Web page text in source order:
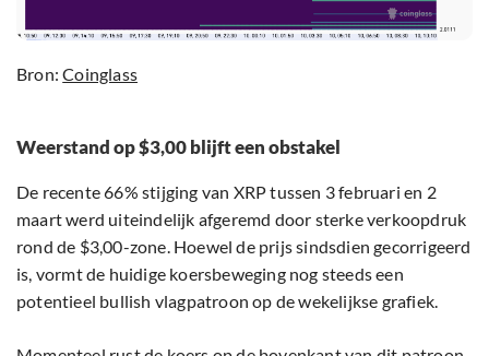
Bron:Coinglass
Weerstand op $3,00 blijft een obstakel
De recente 66% stijging van XRP tussen 3 februari en 2
maart werd uiteindelijk afgeremd door sterke verkoopdruk
rond de $3,00-zone. Hoewel de prijs sindsdien gecorrigeerd
is, vormt de huidige koersbeweging nog steeds een
potentieel bullish vlagpatroon op de wekelijkse grafiek.